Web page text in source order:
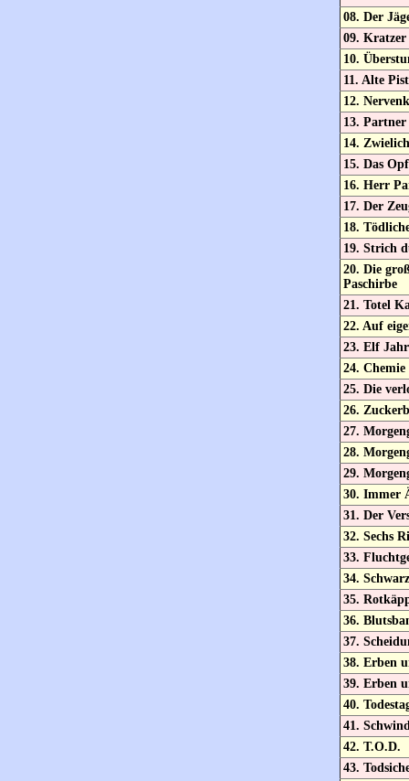
08. Der
09.
10.
11. Alte
12.
13. Partner
14.
15. Das
16. Herr
17. Der
18.
19. Strich
20. Die
Paschirbe
21. Totel
22. Auf
23. Elf
24. Chemie
25. Die
26.
27.
28.
29.
30. Immer
31. Der
32. Sechs
33.
34.
35.
36.
37.
38. Erben
39. Erben
40.
41.
42. T.O.D.
43.